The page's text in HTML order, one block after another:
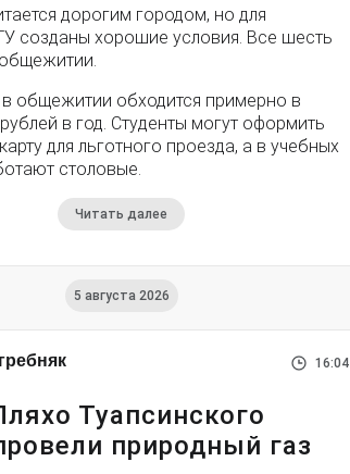
дорогим городом, но для
созданы хорошие условия. Все шесть
общежитии обходится примерно в
в год. Студенты могут оформить
для льготного проезда, а в учебных
столовые.
Читать далее
5 августа 2026
16:04
Туапсинского
природный газ